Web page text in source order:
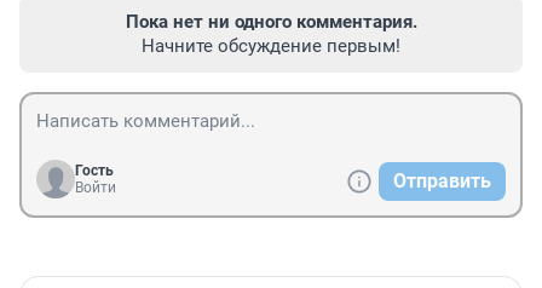
Пока нет ни одного комментария.
Начните обсуждение первым!
Гость
Войти
Отправить